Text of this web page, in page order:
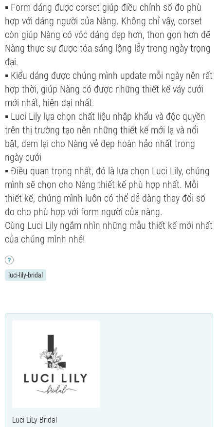
▪ Form dáng được corset giúp điều chỉnh số đo phù
hợp với dáng người của Nàng. Không chỉ vậy, corset
còn giúp Nàng có vóc dáng đẹp hơn, thon gọn hơn để
Nàng thực sự được tỏa sáng lộng lẫy trong ngày trọng
đại.
▪ Kiểu dáng được chúng mình update mỗi ngày nên rất
hợp thời, giúp Nàng có được những thiết kế váy cưới
mới nhất, hiện đại nhất.
▪ Luci Lily lựa chọn chất liệu nhập khẩu và độc quyền
trên thị trường tạo nên những thiết kế mới lạ và nổi
bật, đem lại cho Nàng vẻ đẹp hoàn hảo nhất trong
ngày cưới
▪ Điều quan trọng nhất, đó là lựa chọn Luci Lily, chúng
mình sẽ chọn cho Nàng thiết kế phù hợp nhất. Mỗi
thiết kế, chúng mình luôn có thể dễ dàng thay đổi số
đo cho phù hợp với form người của nàng.
Cùng Luci Lily ngắm nhìn những mẫu thiết kế mới nhất
của chúng mình nhé!
luci-lily-bridal
Luci LiLy Bridal